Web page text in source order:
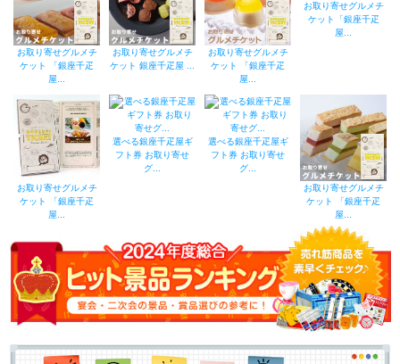
お取り寄せグルメチ
ケット 「銀座千疋
屋...
お取り寄せグルメチ
ケット 銀座千疋屋 ...
お取り寄せグルメチ
ケット 「銀座千疋
屋...
お取り寄せグルメチ
ケット「銀座千疋
屋...
お取り寄せグルメチ
ケット 「銀座千疋
屋...
選べる銀座千疋屋ギ
フト券 お取り寄せ
グ...
選べる銀座千疋屋ギ
フト券 お取り寄せ
グ...
お取り寄せグルメチ
ケット 「銀座千疋
屋...